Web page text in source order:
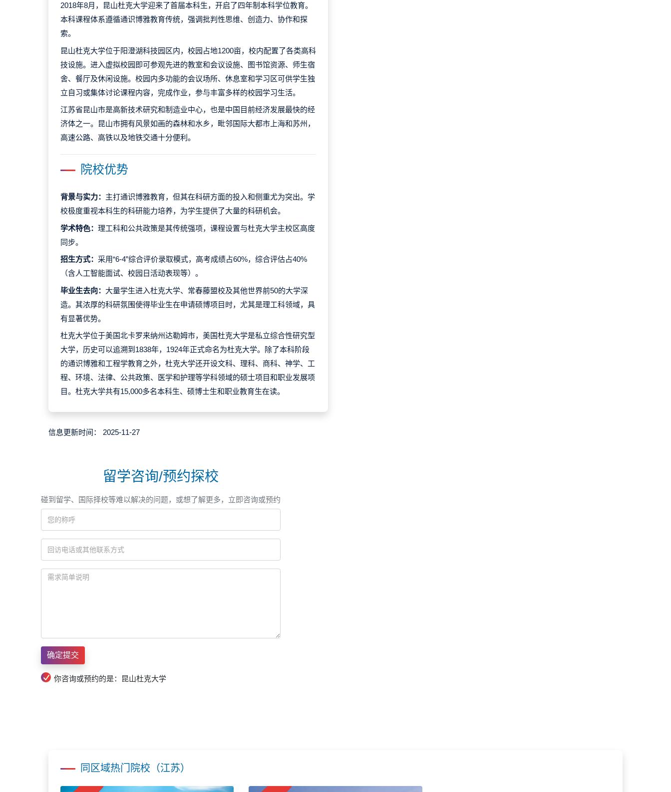
2018年8月，昆山杜克大学迎来了首届本科生，开启了四年制本科学位教育。
本科课程体系遵循通识博雅教育传统，强调批判性思维、创造力、协作和探
索。
昆山杜克大学位于阳澄湖科技园区内，校园占地1200亩，校内配置了各类高科
技设施。进入虚拟校园即可参观先进的教室和会议设施、图书馆资源、师生宿
舍、餐厅及休闲设施。校园内多功能的会议场所、休息室和学习区可供学生独
立自习或集体讨论课程内容，完成作业，参与丰富多样的校园学习生活。
江苏省昆山市是高新技术研究和制造业中心，也是中国目前经济发展最快的经
济体之一。昆山市拥有风景如画的森林和水乡，毗邻国际大都市上海和苏州，
高速公路、高铁以及地铁交通十分便利。
院校优势
背景与实力： 主打通识博雅教育，但其在科研方面的投入和侧重尤为突出。学
校极度重视本科生的科研能力培养，为学生提供了大量的科研机会。
学术特色： 理工科和公共政策是其传统强项，课程设置与杜克大学主校区高度
同步。
招生方式： 采用“6-4”综合评价录取模式，高考成绩占60%，综合评估占40%
（含人工智能面试、校园日活动表现等）。
毕业生去向： 大量学生进入杜克大学、常春藤盟校及其他世界前50的大学深
造。其浓厚的科研氛围使得毕业生在申请硕博项目时，尤其是理工科领域，具
有显著优势。
杜克大学位于美国北卡罗来纳州达勒姆市，美国杜克大学是私立综合性研究型
大学，历史可以追溯到1838年，1924年正式命名为杜克大学。除了本科阶段
的通识博雅和工程学教育之外，杜克大学还开设文科、理科、商科、神学、工
程、环境、法律、公共政策、医学和护理等学科领域的硕士项目和职业发展项
目。杜克大学共有15,000多名本科生、硕博士生和职业教育生在读。
信息更新时间： 2025-11-27
留学咨询/预约探校
碰到留学、国际择校等难以解决的问题，或想了解更多，立即咨询或预约
你咨询或预约的是：昆山杜克大学
同区域热门院校（江苏）